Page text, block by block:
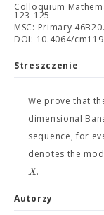
Colloquium
123-125
MSC: Primary 46B20.
DOI: 10.4064/
Streszczenie
We prove that
dimensional
sequence, for
denotes the
X.
Autorzy